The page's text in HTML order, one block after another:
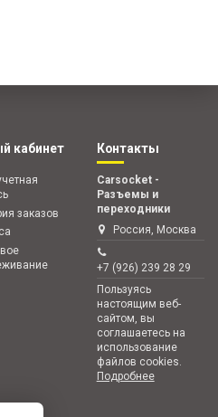
кабинет
заказов
Контакты
Carsocket -
Разъемы и
переходники
Россия, Москва
+7 (926) 239 28 29
Пользуясь
настоящим веб-
сайтом, вы
соглашаетесь на
использование
файлов cookies.
Подробнее